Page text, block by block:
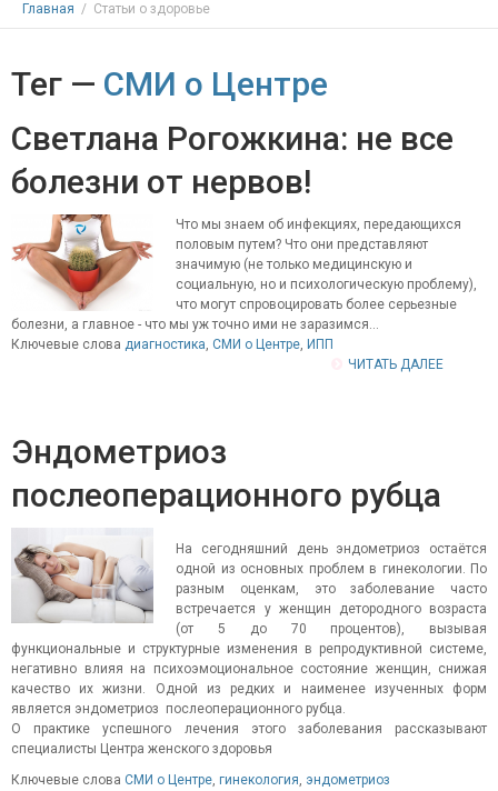
Главная / Статьи о здоровье
Тег — СМИ о Центре
Светлана Рогожкина: не все
болезни от нервов!
Что мы знаем об инфекциях, передающихся
половым путем? Что они представляют
значимую (не только медицинскую и
социальную, но и психологическую проблему),
что могут спровоцировать более серьезные
болезни, а главное - что мы уж точно ими не заразимся...
Ключевые слова диагностика, СМИ о Центре, ИПП
ЧИТАТЬ ДАЛЕЕ
Эндометриоз
послеоперационного рубца
На сегодняшний день эндометриоз остаётся
одной из основных проблем в гинекологии. По
разным оценкам, это заболевание часто
встречается у женщин детородного возраста
(от 5 до 70 процентов), вызывая
функциональные и структурные изменения в репродуктивной системе,
негативно влияя на психоэмоциональное состояние женщин, снижая
качество их жизни. Одной из редких и наименее изученных форм
является эндометриоз послеоперационного рубца.
О практике успешного лечения этого заболевания рассказывают
специалисты Центра женского здоровья
Ключевые слова СМИ о Центре, гинекология, эндометриоз